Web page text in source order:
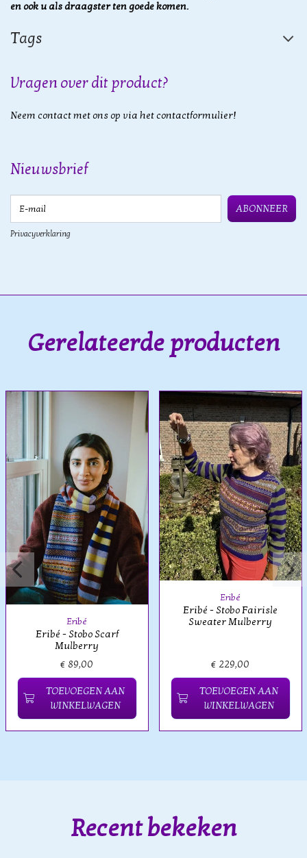
en ook u als draagster ten goede komen.
Tags
Vragen over dit product?
Neem contact met ons op via het contactformulier!
Nieuwsbrief
ABONNEER
Privacyverklaring
Gerelateerde producten
Eribé
Eribé - Stobo Scarf
Mulberry
€ 89,00
TOEVOEGEN AAN
WINKELWAGEN
Eribé
Eribé - Stobo Fairisle
Sweater Mulberry
€ 229,00
TOEVOEGEN AAN
WINKELWAGEN
Recent bekeken